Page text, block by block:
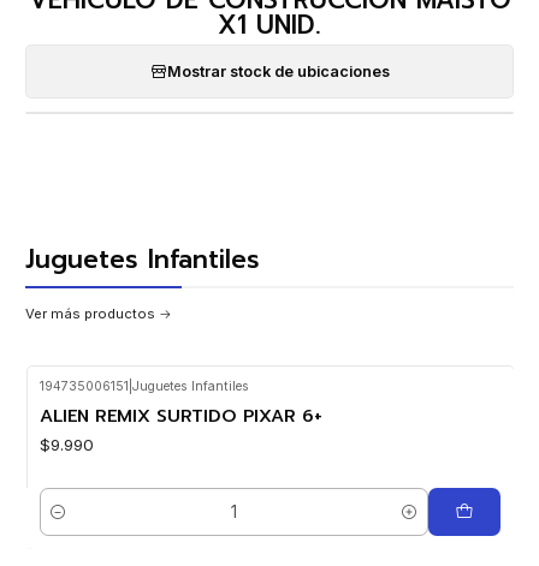
X1 UNID.
Mostrar stock de ubicaciones
Juguetes Infantiles
Ver más productos
194735006151 Juguetes Infantiles
ALIEN REMIX SURTIDO PIXAR 6+
$9.990
Cantidad